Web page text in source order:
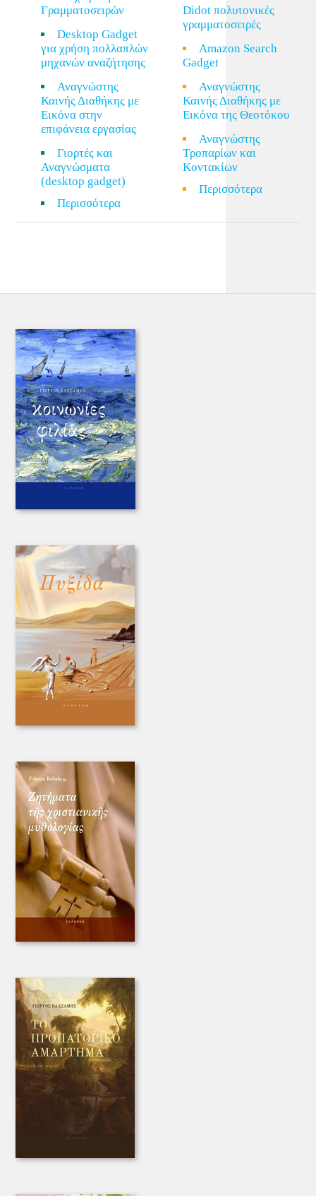
Γραμματοσειρών
Desktop Gadget
για χρήση πολλαπλών
μηχανών αναζήτησης
Αναγνώστης
Καινής Διαθήκης με
Εικόνα στην
επιφάνεια εργασίας
Γιορτές και
Αναγνώσματα
(desktop gadget)
Περισσότερα
Didot πολυτονικές
γραμματοσειρές
Amazon Search
Gadget
Αναγνώστης
Καινής Διαθήκης με
Εικόνα της Θεοτόκου
Αναγνώστης
Τροπαρίων και
Κοντακίων
Περισσότερα